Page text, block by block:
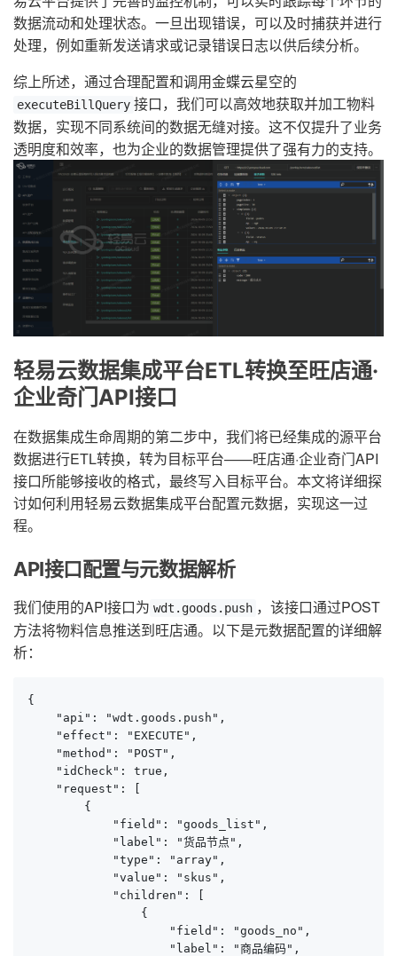
数据流动和处理状态。一旦出现错误，可以及时捕获并进行
处理，例如重新发送请求或记录错误日志以供后续分析。
综上所述，通过合理配置和调用金蝶云星空的
executeBillQuery 接口，我们可以高效地获取并加工物料
数据，实现不同系统间的数据无缝对接。这不仅提升了业务
透明度和效率，也为企业的数据管理提供了强有力的支持。
轻易云数据集成平台ETL转换至旺店通·
企业奇门API接口
在数据集成生命周期的第二步中，我们将已经集成的源平台
数据进行ETL转换，转为目标平台——旺店通·企业奇门API
接口所能够接收的格式，最终写入目标平台。本文将详细探
讨如何利用轻易云数据集成平台配置元数据，实现这一过
程。
API接口配置与元数据解析
我们使用的API接口为 wdt.goods.push ，该接口通过POST
方法将物料信息推送到旺店通。以下是元数据配置的详细解
析：
{
    "api": "wdt.goods.push",
    "effect": "EXECUTE",
    "method": "POST",
    "idCheck": true,
    "request": [
        {
            "field": "goods_list",
            "label": "货品节点",
            "type": "array",
            "value": "skus",
            "children": [
                {
                    "field": "goods_no",
                    "label": "商品编码",